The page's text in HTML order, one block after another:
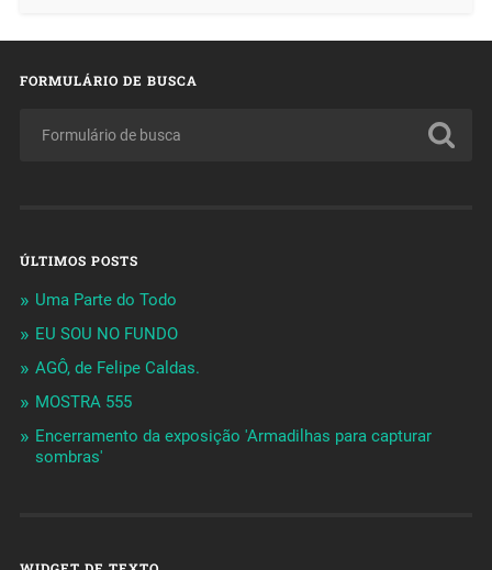
FORMULÁRIO DE BUSCA
ÚLTIMOS POSTS
Uma Parte do Todo
EU SOU NO FUNDO
AGÔ, de Felipe Caldas.
MOSTRA 555
Encerramento da exposição 'Armadilhas para capturar
sombras'